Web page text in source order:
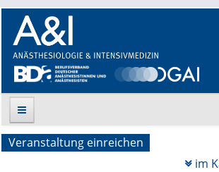
Suche
Veranstaltung einreichen
im